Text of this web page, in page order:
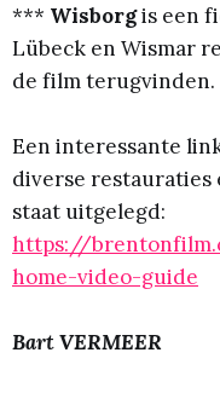
*** Wisborgis een
Lübeck en Wismar
de film terugvinden.
Een interessante
diverse restauraties
staat uitgelegd:
https://
home-video-guide
Bart VERMEER